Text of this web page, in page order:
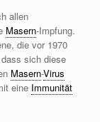
allen
Masern-Impfung.
die vor 1970
sich diese
Masern-Virus
eine Immunität